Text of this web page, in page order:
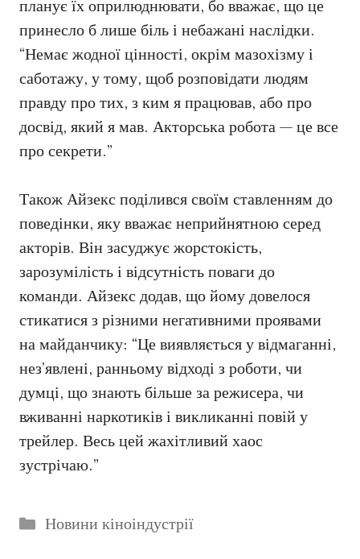
планує їх оприлюднювати, бо вважає, що це
принесло б лише біль і небажані наслідки.
“Немає жодної цінності, окрім мазохізму і
саботажу, у тому, щоб розповідати людям
правду про тих, з ким я працював, або про
досвід, який я мав. Акторська робота — це все
про секрети.”
Також Айзекс поділився своїм ставленням до
поведінки, яку вважає неприйнятною серед
акторів. Він засуджує жорстокість,
зарозумілість і відсутність поваги до
команди. Айзекс додав, що йому довелося
стикатися з різними негативними проявами
на майданчику: “Це виявляється у відмаганні,
нез’явлені, ранньому відході з роботи, чи
думці, що знають більше за режисера, чи
вживанні наркотиків і викликанні повій у
трейлер. Весь цей жахітливий хаос
зустрічаю.”
Категорії
Новини кіноіндустрії